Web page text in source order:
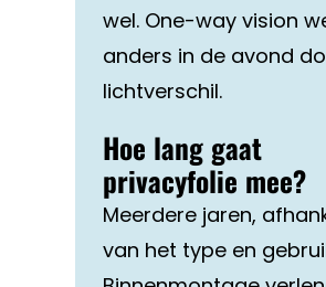
wel. One-way vision
anders in de avond
lichtverschil.
Hoe lang gaat
privacyfolie mee?
Meerdere jaren,
van het type en